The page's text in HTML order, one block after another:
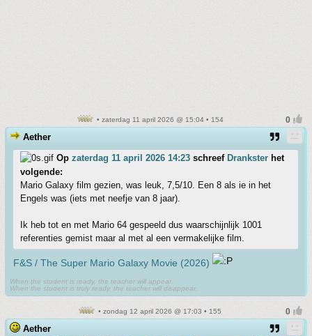
• zaterdag 11 april 2026 @ 15:04 • 154
Aether
Op zaterdag 11 april 2026 14:23 schreef Drankster het
volgende:
Mario Galaxy film gezien, was leuk, 7,5/10. Een 8 als ie in het
Engels was (iets met neefje van 8 jaar).
Ik heb tot en met Mario 64 gespeeld dus waarschijnlijk 1001
referenties gemist maar al met al een vermakelijke film.
F&S / The Super Mario Galaxy Movie (2026)
When the student is ready, the teacher will appear.
When the student is truly ready, the teacher will disappear.
• zondag 12 april 2026 @ 17:03 • 155
Aether